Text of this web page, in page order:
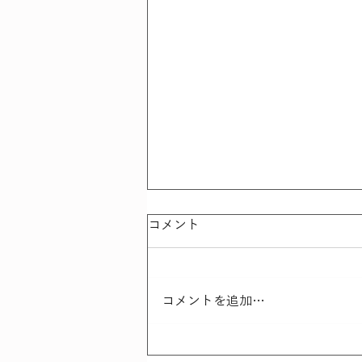
さんこつにっき - 最近の事
コメント
コメントを追加…